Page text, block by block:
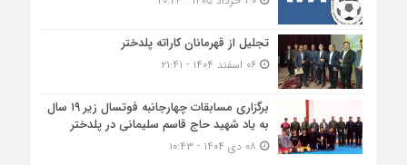
تجلیل از قهرمانان کاراته پلدختر
۰۶ اسفند ۱۴۰۴ - ۲۱:۴۱
برگزاری مسابقات چهارجانبه فوتسال زیر ۱۹ سال
به یاد شهید حاج قاسم سلیمانی در پلدختر